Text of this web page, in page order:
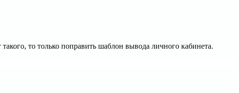
то только поправить шаблон вывода личного кабинета.